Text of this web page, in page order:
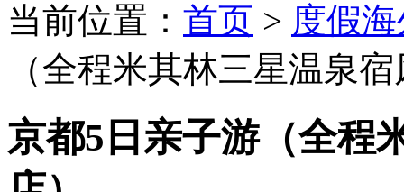
当前位置： 首页 > 度假
（全程米其林三星温泉
京都5日亲子游（全程